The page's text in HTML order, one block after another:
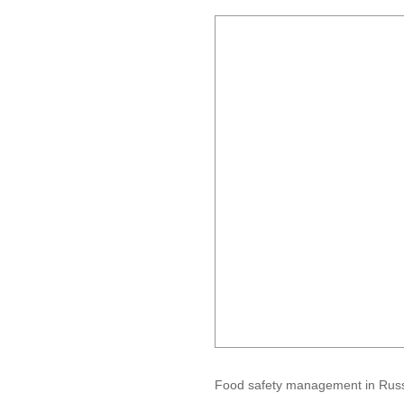
Food safety management in